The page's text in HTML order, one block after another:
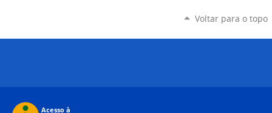
Voltar para o topo